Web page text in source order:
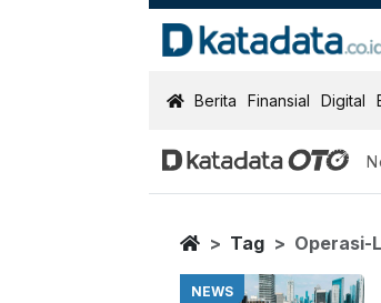
KatadataOTO
Berita Finansial Digital
Operasi
Berita
Home
Tag Operasi-
NEWS